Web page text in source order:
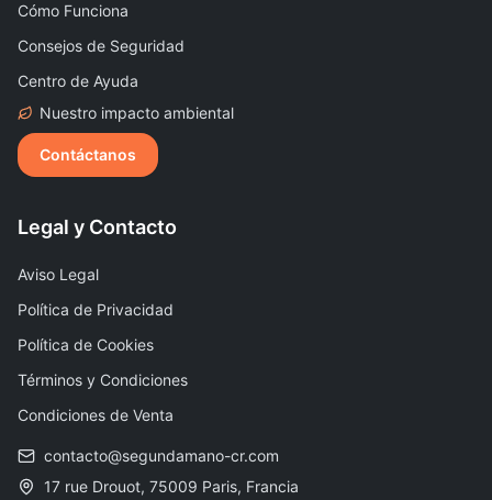
Cómo Funciona
Consejos de Seguridad
Centro de Ayuda
Nuestro impacto ambiental
Contáctanos
Legal y Contacto
Aviso Legal
Política de Privacidad
Política de Cookies
Términos y Condiciones
Condiciones de Venta
contacto@segundamano-cr.com
17 rue Drouot, 75009 Paris, Francia